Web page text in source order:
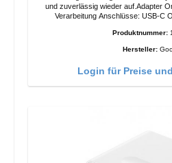
und zuverlässig wieder auf.Adapter Original
Produktnummer:
Hersteller:
Login für Preise